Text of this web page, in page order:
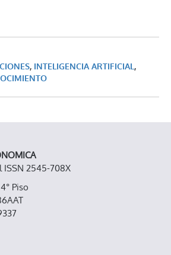
, INTELIGENCIA ARTIFICIAL,
2545-708X
Piso